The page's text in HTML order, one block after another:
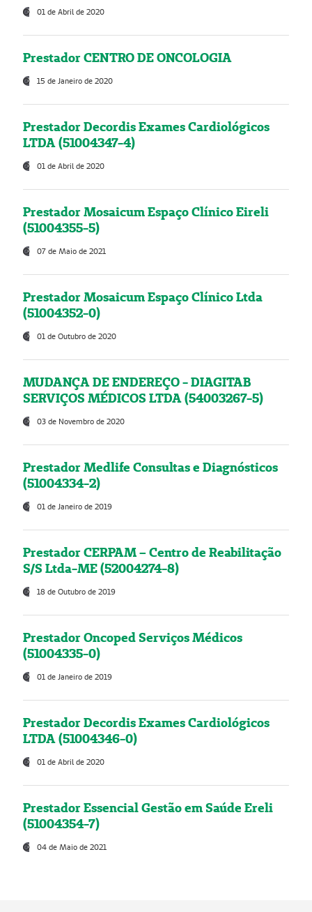
01 de Abril de 2020
Prestador CENTRO DE ONCOLOGIA
15 de Janeiro de 2020
Prestador Decordis Exames Cardiológicos
LTDA (51004347-4)
01 de Abril de 2020
Prestador Mosaicum Espaço Clínico Eireli
(51004355-5)
07 de Maio de 2021
Prestador Mosaicum Espaço Clínico Ltda
(51004352-0)
01 de Outubro de 2020
MUDANÇA DE ENDEREÇO - DIAGITAB
SERVIÇOS MÉDICOS LTDA (54003267-5)
03 de Novembro de 2020
Prestador Medlife Consultas e Diagnósticos
(51004334-2)
01 de Janeiro de 2019
Prestador CERPAM – Centro de Reabilitação
S/S Ltda-ME (52004274-8)
18 de Outubro de 2019
Prestador Oncoped Serviços Médicos
(51004335-0)
01 de Janeiro de 2019
Prestador Decordis Exames Cardiológicos
LTDA (51004346-0)
01 de Abril de 2020
Prestador Essencial Gestão em Saúde Ereli
(51004354-7)
04 de Maio de 2021